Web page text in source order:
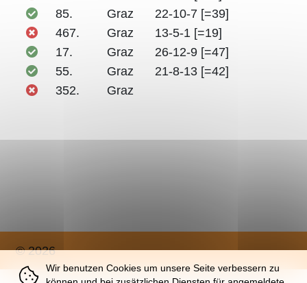
85.
Graz
22-10-7 [=39]
467.
Graz
13-5-1 [=19]
17.
Graz
26-12-9 [=47]
55.
Graz
21-8-13 [=42]
352.
Graz
© 2026
Wir benutzen Cookies um unsere Seite verbessern zu